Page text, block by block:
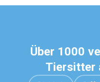
Über 1000
Tiersitter